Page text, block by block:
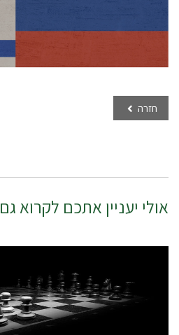
חזרה
אולי יעניין אתכם לקרוא גם